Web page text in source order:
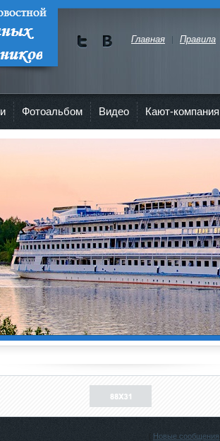
-
Главная Правила
Фотоальбом Видео Кают-компания
Новые сообщения